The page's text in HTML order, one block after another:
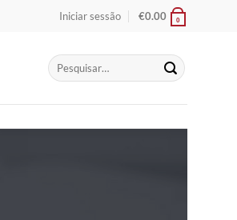
Iniciar sessão €0.00 0
Pesquisar
por: